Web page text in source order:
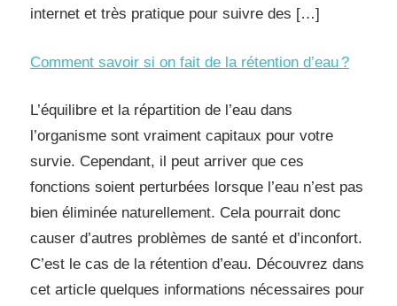
internet et très pratique pour suivre des […]
Comment savoir si on fait de la rétention d’eau ?
L’équilibre et la répartition de l’eau dans
l’organisme sont vraiment capitaux pour votre
survie. Cependant, il peut arriver que ces
fonctions soient perturbées lorsque l’eau n’est pas
bien éliminée naturellement. Cela pourrait donc
causer d’autres problèmes de santé et d’inconfort.
C’est le cas de la rétention d’eau. Découvrez dans
cet article quelques informations nécessaires pour